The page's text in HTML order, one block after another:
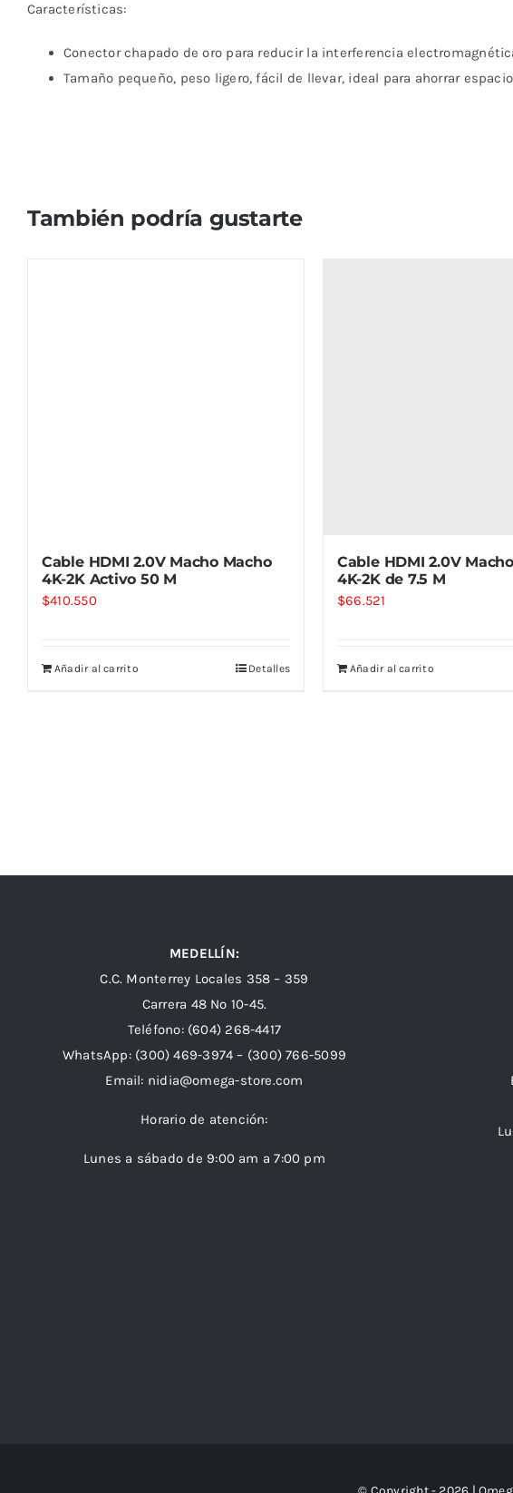
Características:
Conector chapado de oro para reducir la interferencia
Tamaño pequeño, peso ligero, fácil de llevar, ideal para ahorrar
También podría gustarte
Cable HDMI 2.0V Macho Macho
4K-2K Activo 50 M
$410.550
Añadir al carrito Detalles
Cable HDMI 2.0V
4K-2K de 7.5 M
$66.521
Añadir al carrito
MEDELLÍN:
C.C. Monterrey Locales 358 – 359
Carrera 48 Nº 10-45.
Teléfono: (604) 268-4417
WhatsApp: (300) 469-3974 – (300) 766-5099
Email: nidia@omega-store.com
Horario de atención:
Lunes a sábado de 9:00 am a 7:00 pm